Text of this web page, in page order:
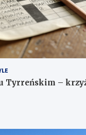
Tyrreńskim –